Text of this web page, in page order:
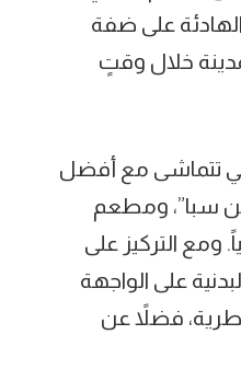
على ضفة
خلال وقتٍ
تتماشى مع أفضل
سبا”، ومطعم
ومع التركيز على
على الواجهة
فضلاً عن